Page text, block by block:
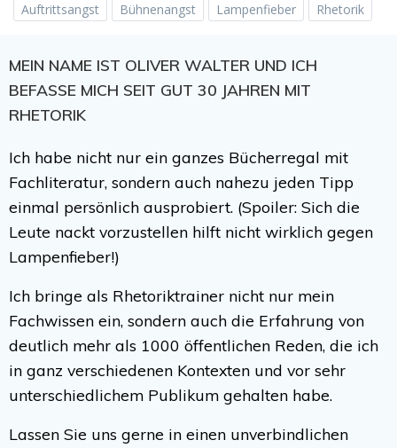
Auftrittsangst Bühnenangst Lampenfieber Rhetorik
MEIN NAME IST OLIVER WALTER UND ICH
BEFASSE MICH SEIT GUT 30 JAHREN MIT
RHETORIK
Ich habe nicht nur ein ganzes Bücherregal mit
Fachliteratur, sondern auch nahezu jeden Tipp
einmal persönlich ausprobiert. (Spoiler: Sich die
Leute nackt vorzustellen hilft nicht wirklich gegen
Lampenfieber!)
Ich bringe als Rhetoriktrainer nicht nur mein
Fachwissen ein, sondern auch die Erfahrung von
deutlich mehr als 1000 öffentlichen Reden, die ich
in ganz verschiedenen Kontexten und vor sehr
unterschiedlichem Publikum gehalten habe.
Lassen Sie uns gerne in einen unverbindlichen